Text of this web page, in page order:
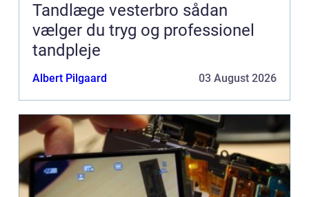
Tandlæge vesterbro sådan
vælger du tryg og professionel
tandpleje
Albert Pilgaard 03 August 2026